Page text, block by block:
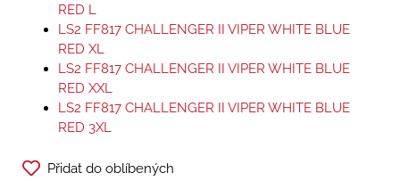
RED L
LS2 FF817 CHALLENGER II VIPER WHITE BLUE
RED XL
LS2 FF817 CHALLENGER II VIPER WHITE BLUE
RED XXL
LS2 FF817 CHALLENGER II VIPER WHITE BLUE
RED 3XL
Přidat do oblíbených